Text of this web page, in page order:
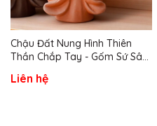
Chậu Đất Nung Hình Thiên
Thần Chắp Tay - Gốm Sứ Sân
Liên hệ